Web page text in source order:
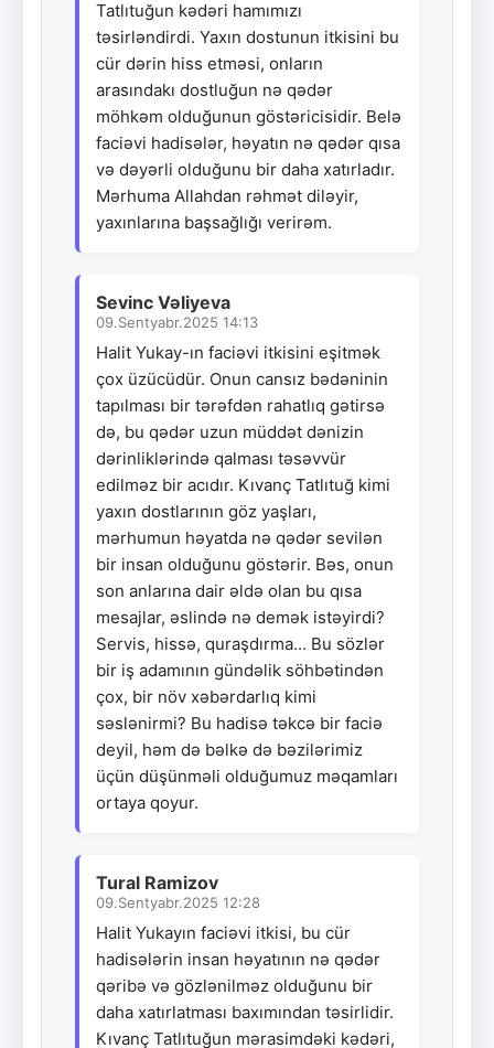
Tatlıtuğun kədəri hamımızı
təsirləndirdi. Yaxın dostunun itkisini bu
cür dərin hiss etməsi, onların
arasındakı dostluğun nə qədər
möhkəm olduğunun göstəricisidir. Belə
faciəvi hadisələr, həyatın nə qədər qısa
və dəyərli olduğunu bir daha xatırladır.
Mərhuma Allahdan rəhmət diləyir,
yaxınlarına başsağlığı verirəm.
Sevinc Vəliyeva
09.Sentyabr.2025 14:13
Halit Yukay-ın faciəvi itkisini eşitmək
çox üzücüdür. Onun cansız bədəninin
tapılması bir tərəfdən rahatlıq gətirsə
də, bu qədər uzun müddət dənizin
dərinliklərində qalması təsəvvür
edilməz bir acıdır. Kıvanç Tatlıtuğ kimi
yaxın dostlarının göz yaşları,
mərhumun həyatda nə qədər sevilən
bir insan olduğunu göstərir. Bəs, onun
son anlarına dair əldə olan bu qısa
mesajlar, əslində nə demək istəyirdi?
Servis, hissə, quraşdırma... Bu sözlər
bir iş adamının gündəlik söhbətindən
çox, bir növ xəbərdarlıq kimi
səslənirmi? Bu hadisə təkcə bir faciə
deyil, həm də bəlkə də bəzilərimiz
üçün düşünməli olduğumuz məqamları
ortaya qoyur.
Tural Ramizov
09.Sentyabr.2025 12:28
Halit Yukayın faciəvi itkisi, bu cür
hadisələrin insan həyatının nə qədər
qəribə və gözlənilməz olduğunu bir
daha xatırlatması baxımından təsirlidir.
Kıvanç Tatlıtuğun mərasimdəki kədəri,